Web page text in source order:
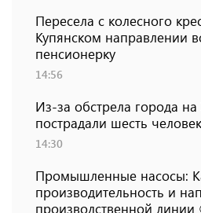
Пересела с колесного
Купянском направлении
пенсионерку
14:56
Из-за обстрела города
пострадали шесть человек
14:30
Промышленные насосы:
производительность и
производственной